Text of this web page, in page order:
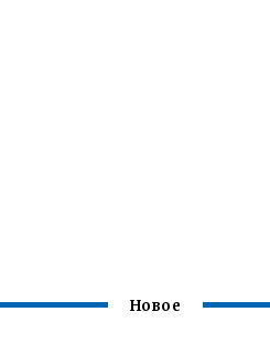
Новое